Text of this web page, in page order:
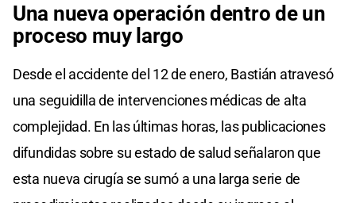
Una nueva operación dentro de un
proceso muy largo
Desde el accidente del 12 de enero, Bastián atravesó
una seguidilla de intervenciones médicas de alta
complejidad. En las últimas horas, las publicaciones
difundidas sobre su estado de salud señalaron que
esta nueva cirugía se sumó a una larga serie de